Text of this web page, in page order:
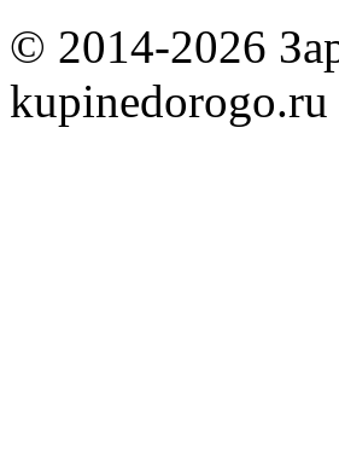
© 2014-2026
kupinedorogo.ru